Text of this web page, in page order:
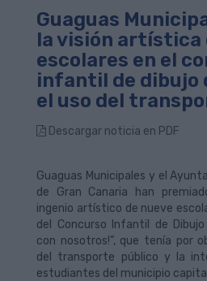
Guaguas
la visión artística
escolares en el
infantil de dibujo
el uso del
Descargar noticia en PDF
Guaguas Municipales y el
de Gran Canaria han
ingenio artístico de nueve
del Concurso Infantil de Dibujo
con nosotros!”, que tenía por
del transporte público y la
estudiantes del municipio